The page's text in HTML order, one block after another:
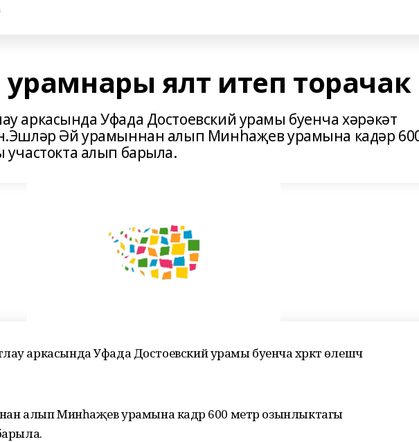
ялт итеп торачак
аркасында Уфада Достоевский урамы буенча хәрәкәт
Әй урамыннан алып Минһаҗев урамына кадәр
алып барыла.
аркасында Уфада Достоевский урамы буенча хәрәкәт өлешчә
алып Минһаҗев урамына кадәр 600 метр озынлыктагы